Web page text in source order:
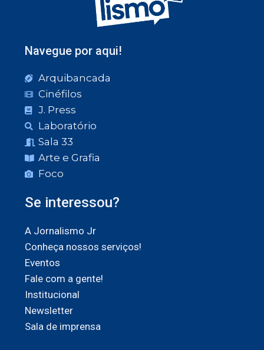
Navegue por aqui!
Arquibancada
Cinéfilos
J. Press
Laboratório
Sala 33
Arte e Grafia
Foco
Se interessou?
A Jornalismo Jr
Conheça nossos serviços!
Eventos
Fale com a gente!
Institucional
Newsletter
Sala de imprensa